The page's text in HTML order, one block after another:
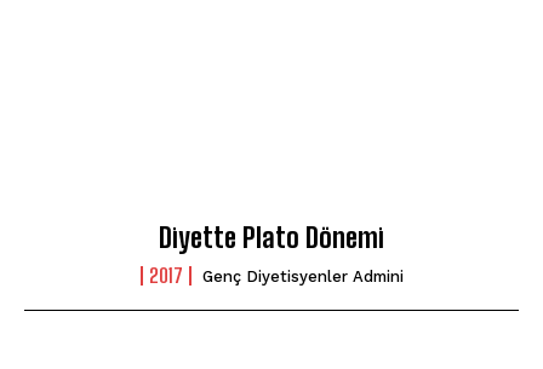
Diyette Plato Dönemi
2017 Genç Diyetisyenler Admini